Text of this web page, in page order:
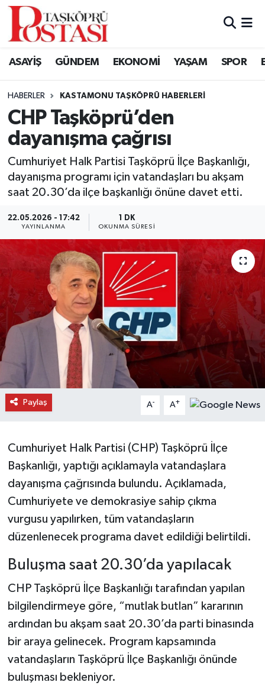
ASAYİŞ GÜNDEM EKONOMİ YAŞAM SPOR
HABERLER KASTAMONU TAŞKÖPRÜ HABERLERI
CHP Taşköprü’den
dayanışma çağrısı
Cumhuriyet Halk Partisi Taşköprü İlçe Başkanlığı,
dayanışma programı için vatandaşları bu akşam
saat 20.30’da ilçe başkanlığı önüne davet etti.
22.05.2026 - 17:42
YAYINLANMA
1 DK
OKUNMA SÜRESI
Paylaş A- A+
Cumhuriyet Halk Partisi (CHP) Taşköprü İlçe
Başkanlığı, yaptığı açıklamayla vatandaşlara
dayanışma çağrısında bulundu. Açıklamada,
Cumhuriyete ve demokrasiye sahip çıkma
vurgusu yapılırken, tüm vatandaşların
düzenlenecek programa davet edildiği belirtildi.
Buluşma saat 20.30’da yapılacak
CHP Taşköprü İlçe Başkanlığı tarafından yapılan
bilgilendirmeye göre, “mutlak butlan” kararının
ardından bu akşam saat 20.30’da parti binasında
bir araya gelinecek. Program kapsamında
vatandaşların Taşköprü İlçe Başkanlığı önünde
buluşması bekleniyor.
Kastamonu Vefat Edenler
Araç Haberleri
Azdavay Haberleri
Bozkurt Haberleri
Çatalzeytin Haberleri
Cide Haberleri
Daday Haberleri
Devrekani Haberleri
Doğanyurt Haberleri
Hanönü Haberleri
İhsangazi Haberleri
Küre Haberleri
Merkez Haberleri
Pınarbaşı Haberleri
Şenpazar Haberleri
Seydiler Haberleri
Taşköprü Haberleri
Tosya Haberleri
Karadeniz Haberleri